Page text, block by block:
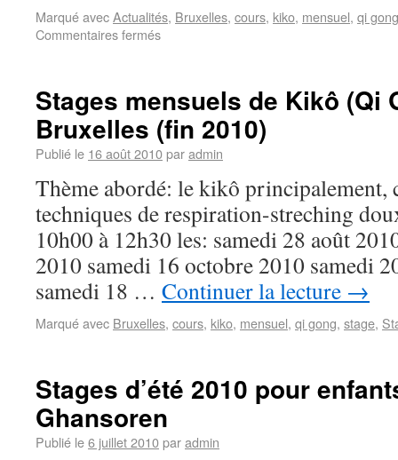
Marqué avecActualités, Bruxelles, cours, kiko, mensuel, qi gong
Commentaires fermés
Stages mensuels de Kikô (Qi
Bruxelles (fin 2010)
Publié le 16 août 2010paradmin
Thème abordé: le kikô principalement,
techniques de respiration-streching
10h00 à 12h30 les: samedi 28 août
2010 samedi 16 octobre 2010 samedi
samedi 18 … Continuer la lecture →
Marqué avec Bruxelles, cours, kiko, mensuel, qi gong, stage,
Stages d’été 2010 pour
Ghansoren
Publié le6 juillet 2010paradmin